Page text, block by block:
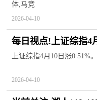
体,马竞
2026-04-10
每日视点!上证综指4
上证综指4月10日涨0 51%。
2026-04-10